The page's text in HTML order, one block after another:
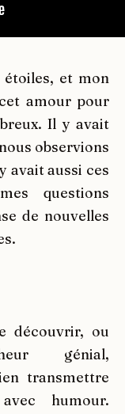
étoiles, et mon
amour pour
Il y avait
observions
avait aussi ces
questions
de nouvelles
découvrir, ou
génial,
transmettre
humour.